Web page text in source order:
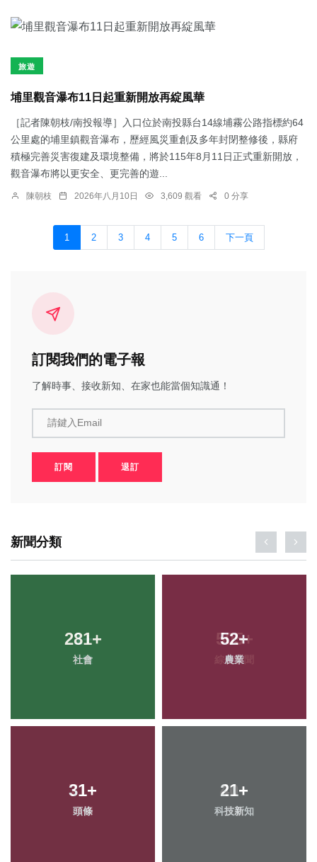
旅遊
埔里觀音瀑布11日起重新開放再綻風華
［記者陳朝枝/南投報導］入口位於南投縣台14線埔霧公路指標約64
公里處的埔里鎮觀音瀑布，歷經風災重創及多年封閉整修後，縣府
積極完善災害復建及環境整備，將於115年8月11日正式重新開放，
觀音瀑布將以更安全、更完善的遊...
陳朝枝 2026年八月10日 3,609 觀看 0 分享
1 2 3 4 5 6 下一頁
訂閱我們的電子報
了解時事、接收新知、在家也能當個知識通！
請鍵入Email
訂閱 退訂
新聞分類
281+
社會
52+
農業
31+
頭條
21+
科技新知